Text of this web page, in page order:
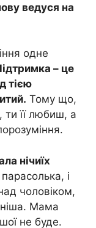
ведуся на
одне
– це
тією
Тому що,
її любиш, а
нічиїх
і
чоловіком,
Мама
не буде.